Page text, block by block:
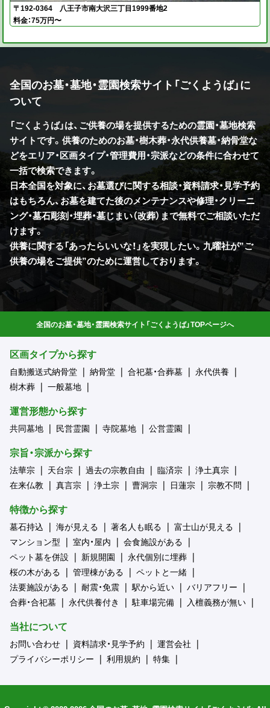
〒192-0364 八王子市南大沢三丁目1999番地2
料金：75万円〜
全国のお墓・墓地・霊園検索サイト「ごくようば」に
ついて
「ごくようば」は、ご供養の場を提供するための霊園・墓地検索
サイトです。供養のためのお墓・樹木葬・永代供養墓・納骨堂な
どをエリア・区画タイプ・管理費用・宗派などの条件に合わせて
一括で検索できます。
日本全国を対象に、お墓選びに関する相談・資料請求・見学予約
はもちろん、お墓を建てた後のメンテナンスや修理・クリーニ
ング・墓石彫刻・埋葬・墓じまい（改葬）まで無料でご相談いただ
けます。
供養に関する「あったらいいな！」を実現したい。九曜社が”ご
供養の場をご提供”のために運営しております。
全国のお墓・墓地・霊園検索サイト「ごくようば」TOPページへ
区画タイプから探す
自動搬送式納骨堂 納骨堂 合祀墓・合葬墓
永代供養
樹木葬
一般墓地
運営形態から探す
共同墓地 民営霊園 寺院墓地 公営霊園
宗旨・宗派から探す
法華宗 天台宗 過去の宗教自由 臨済宗
浄土真宗
在来仏教
真言宗 浄土宗 曹洞宗 日蓮宗 宗教不問
特徴から探す
墓石持込 海が見える 著名人も眠る
富士山が見える
マンション型
室内・屋内
会食施設がある
ペット墓を併設
新規開園
永代個別に埋葬
桜の木がある
管理棟がある
ペットと一緒
法要施設がある
耐震・免震 駅から近い
バリアフリー
合葬・合祀墓
永代供養付き 駐車場完備 入檀義務が無い
当社について
お問い合わせ 資料請求・見学予約
運営会社
プライバシーポリシー
利用規約 特集